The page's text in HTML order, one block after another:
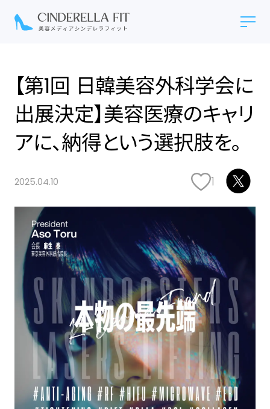
【第1回 日韓美容外科学会に
出展決定】美容医療のキャリ
アに、納得という選択肢を。
2025.04.10 1